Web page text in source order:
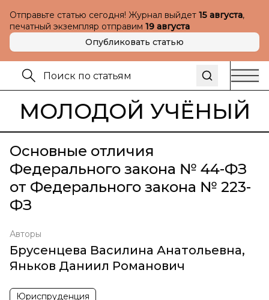
Отправьте статью сегодня! Журнал выйдет 15 августа,
печатный экземпляр отправим 19 августа
Опубликовать статью
МОЛОДОЙ УЧЁНЫЙ
Основные отличия
Федерального закона № 44-ФЗ
от Федерального закона № 223-
ФЗ
Авторы
Брусенцева Василина Анатольевна,
Яньков Даниил Романович
Юриспруденция